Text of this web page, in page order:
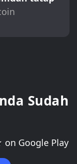
Sudah
Google Play